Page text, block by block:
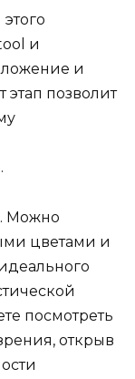
и
и
этап позволит
Можно
цветами и
посмотреть
открыв